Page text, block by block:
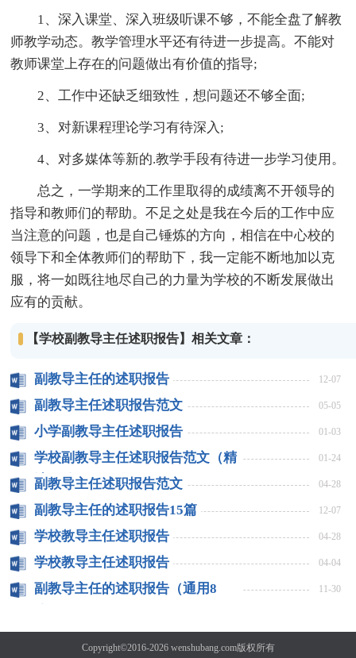
1、深入课堂、深入班级听课不够，不能全盘了解教
师教学动态。教学管理水平还有待进一步提高。不能对
教师课堂上存在的问题做出有价值的指导;
2、工作中还缺乏细致性，想问题还不够全面;
3、对新课程理论学习有待深入;
4、对多媒体等新的.教学手段有待进一步学习使用。
总之，一学期来的工作里取得的成绩离不开领导的
指导和教师们的帮助。不足之处是我在今后的工作中应
当注意的问题，也是自己锤炼的方向，相信在中心校的
领导下和全体教师们的帮助下，我一定能不断地加以克
服，将一如既往地尽自己的力量为学校的不断发展做出
应有的贡献。
【学校副教导主任述职报告】相关文章：
副教导主任的述职报告 12-07
副教导主任述职报告范文 05-05
小学副教导主任述职报告 01-03
学校副教导主任述职报告范文（精
选10篇）
01-24
副教导主任述职报告范文 04-28
副教导主任的述职报告15篇 12-07
学校教导主任述职报告 04-28
学校教导主任述职报告 04-04
副教导主任的述职报告（通用8
11-30
Copyright©2016-2026 wenshubang.com版权所有